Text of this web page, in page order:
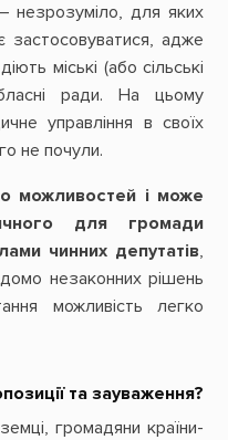
незрозуміло, для яких
застосовуватися, адже
міські (або сільські
ради. На цьому
управління в своїх
не почули.
можливостей і може
для громади
чинних депутатів,
незаконних рішень
можливість легко
та зауваження?
громадяни країни-